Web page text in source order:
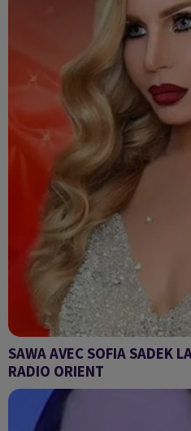
SAWA AVEC SOFIA SADEK
RADIO ORIENT
Sofia SADEK la voix tunisienne